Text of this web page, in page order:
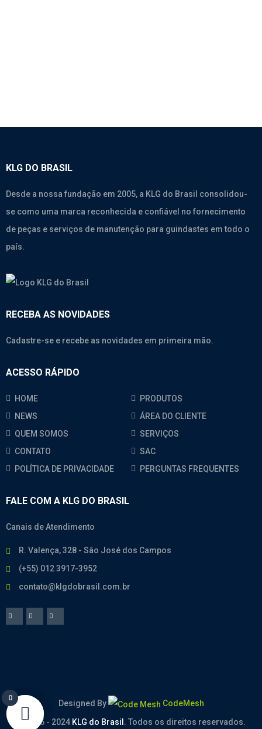
KLG DO BRASIL
Desde a nossa fundação em 2005, a KLG do Brasil consolidou-
se como uma marca reconhecida e confiável no fornecimento
de peças e serviços de manutenção para guindastes em todo o
país.
RECEBA AS NOVIDADES
Cadastre-se e recebe as novidades em primeira mão.
ACESSO RÁPIDO
HOME
PRODUTOS
NEWS
ÁREA DO CLIENTE
QUEM SOMOS
SERVIÇOS
CONTATO
SAC
POLÍTICA DE PRIVACIDADE
PERGUNTAS FREQUENTES
FALE COM A KLG DO BRASIL
Canais de Atendimento
R. Valença, 328 - São José dos Campos
(+55) 012 3917-3952
contato@klgdobrasil.com.br
Designed By
CodeMesh
© 2005 - 2024 KLG do Brasil. Todos os direitos reservados.
0
0